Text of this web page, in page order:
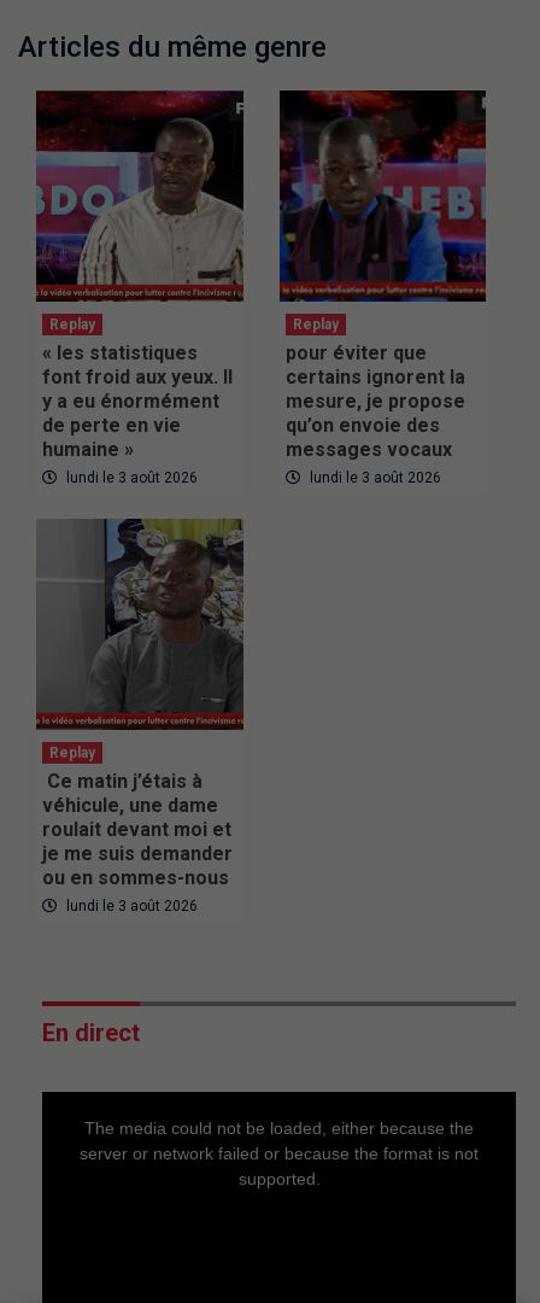
Articles du même genre
Replay
« les statistiques
font froid aux yeux. Il
y a eu énormément
de perte en vie
humaine »
lundi le 3 août 2026
Replay
pour éviter que
certains ignorent la
mesure, je propose
qu’on envoie des
messages vocaux
lundi le 3 août 2026
Replay
Ce matin j’étais à
véhicule, une dame
roulait devant moi et
je me suis demander
ou en sommes-nous
lundi le 3 août 2026
En direct
The media could not be loaded, either because the
server or network failed or because the format is not
supported.